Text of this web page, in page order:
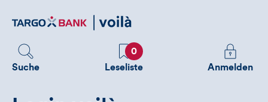
zum
Suche
Favoriten
0
Leseliste
Melden
Sie
Anmelden